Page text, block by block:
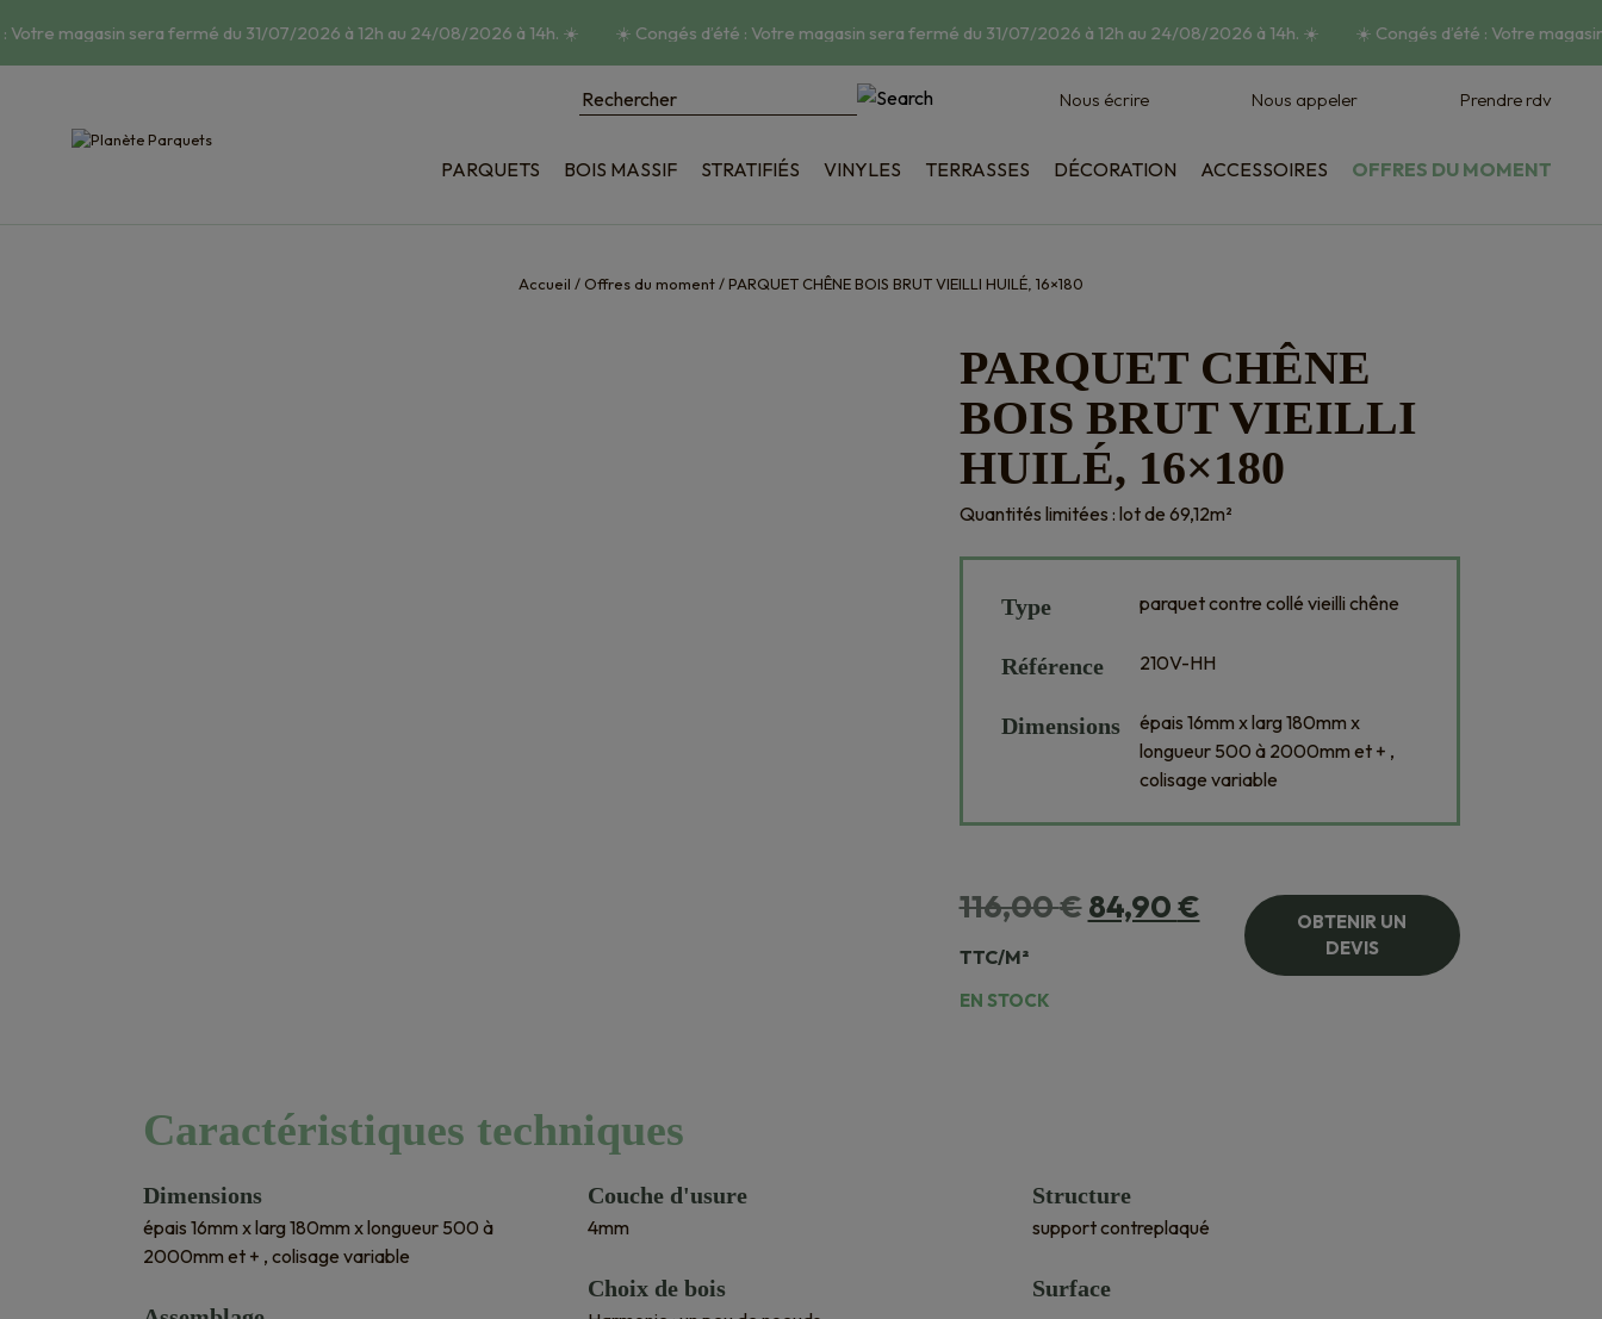
magasin sera fermé du 31/07/2026 à 12h au 24/08/2026 à 14h.☀️ ☀️Congés d’été : Votre magasin sera fermé du 31/07/2026 à 12h au 24/08/2026 à 14h.☀️ ☀️Congés d’été : Votre
Nous écrire Nous appeler Prendre rdv
PARQUETS
Bois exotique
BOIS MASSIF STRATIFIÉS VINYLES
TERRASSES
Accessoires
DÉCORATION
ACCESSOIRES OFFRES DU MOMENT
Accueil / Offres du moment/PARQUET CHÊNE BOIS BRUT VIEILLI HUILÉ, 16×180
PARQUET CHÊNE
BOIS BRUT VIEILLI
HUILÉ, 16×180
Quantités limitées : lot de 69,12m²
Type parquet contre collé vieilli chêne
Référence 210V-HH
Dimensions
épais 16mm x larg 180mm x
longueur 500 à 2000mm et + ,
colisage variable
116,00€Le
84,90€Le
prix
TTC/M²
OBTENIR UN
DEVIS
EN STOCK
Caractéristiques techniques
Dimensions
épais 16mm x larg 180mm x longueur 500 à
2000mm et + , colisage variable
Couche d'usure
4mm
Choix de bois
Structure
support contreplaqué
Surface